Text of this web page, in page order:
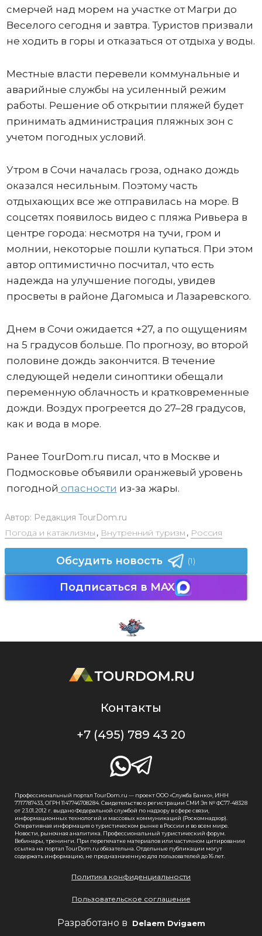
смерчей над морем на участке от Магри до
Веселого сегодня и завтра. Туристов призвали
не ходить в горы и отказаться от отдыха у воды.
Местные власти перевели коммунальные и
аварийные службы на усиленный режим
работы. Решение об открытии пляжей будет
принимать администрация пляжных зон с
учетом погодных условий.
Утром в Сочи началась гроза, однако дождь
оказался несильным. Поэтому часть
отдыхающих все же отправилась на море. В
соцсетях появилось видео с пляжа Ривьера в
центре города: несмотря на тучи, гром и
молнии, некоторые пошли купаться. При этом
автор оптимистично посчитал, что есть
надежда на улучшение погоды, увидев
просветы в районе Дагомыса и Лазаревского.
Днем в Сочи ожидается +27, а по ощущениям
на 5 градусов больше. По прогнозу, во второй
половине дождь закончится. В течение
следующей недели синоптики обещали
переменную облачность и кратковременные
дожди. Воздух прогреется до 27–28 градусов,
как и вода в море.
Ранее TourDom.ru писал, что в Москве и
Подмосковье объявили оранжевый уровень
погодной опасности из-за жары.
Автор: Редакция TourDom.ru
Погода и катаклизмы , Внутренний туризм , Россия
Обсудить новость (1)
Подписаться в MAX
Контакты
+7 (495) 789 43 20
Профессиональный портал TourDom.ru — проект ООО «Служба Банко», ИНН
7717787433, ОГРН 1147746708284. Свидетельство о регистрации СМИ Эл № ФС77-48328
от 23.01.2012 г. выдано Федеральной службой по надзору в сфере связи,
информационных технологий и массовых коммуникаций (Роскомнадзор).
Оперативная информация о туристическом рынке в России и во всем мире.
Новости, рыночная аналитика. Профессиональный туристический форум.
Вебинары, тренинги. При перепечатке материалов или частичном цитировании
ссылка на портал TourDom.ru обязательна. Отдельные публикации могут
содержать информацию, не предназначенную для пользователей до 16 лет.
Политика конфиденциальности
Пользовательское соглашение
Разработано в Delaem Dvigaem